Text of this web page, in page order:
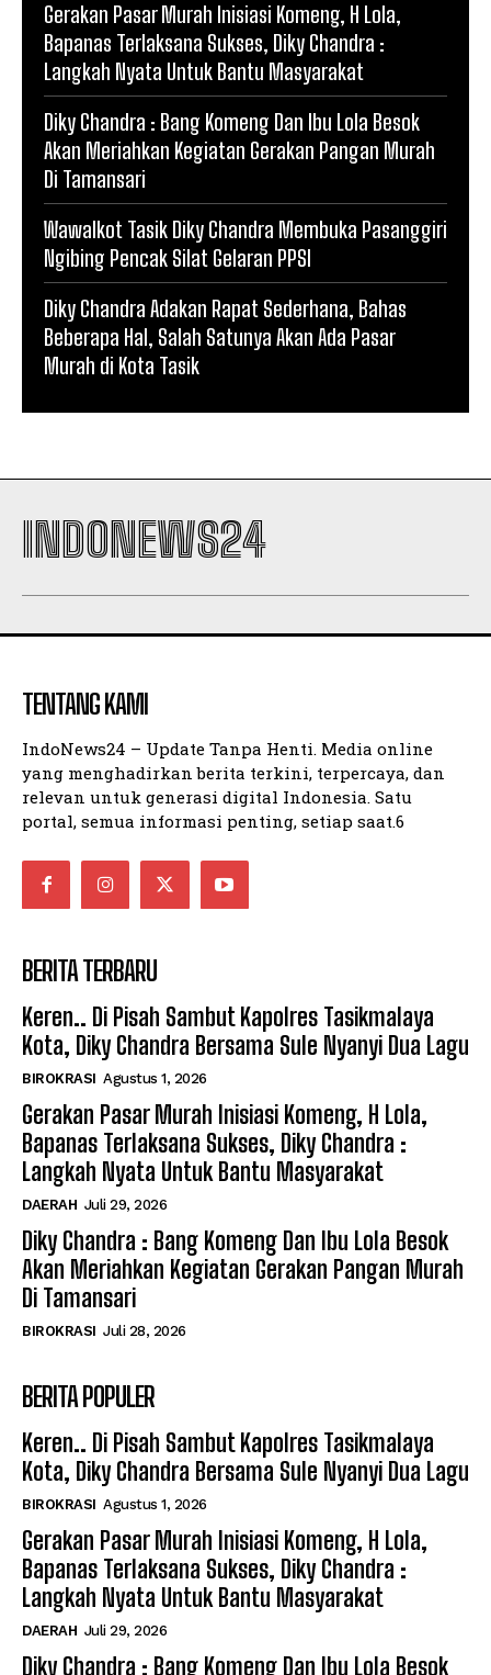
Gerakan Pasar Murah Inisiasi Komeng, H Lola,
Bapanas Terlaksana Sukses, Diky Chandra :
Langkah Nyata Untuk Bantu Masyarakat
Diky Chandra : Bang Komeng Dan Ibu Lola Besok
Akan Meriahkan Kegiatan Gerakan Pangan Murah
Di Tamansari
Wawalkot Tasik Diky Chandra Membuka Pasanggiri
Ngibing Pencak Silat Gelaran PPSI
Diky Chandra Adakan Rapat Sederhana, Bahas
Beberapa Hal, Salah Satunya Akan Ada Pasar
Murah di Kota Tasik
INDONEWS24
TENTANG KAMI
IndoNews24 – Update Tanpa Henti. Media online
yang menghadirkan berita terkini, terpercaya, dan
relevan untuk generasi digital Indonesia. Satu
portal, semua informasi penting, setiap saat.6
BERITA TERBARU
Keren.. Di Pisah Sambut Kapolres Tasikmalaya
Kota, Diky Chandra Bersama Sule Nyanyi Dua Lagu
BIROKRASI Agustus 1, 2026
Gerakan Pasar Murah Inisiasi Komeng, H Lola,
Bapanas Terlaksana Sukses, Diky Chandra :
Langkah Nyata Untuk Bantu Masyarakat
DAERAH Juli 29, 2026
Diky Chandra : Bang Komeng Dan Ibu Lola Besok
Akan Meriahkan Kegiatan Gerakan Pangan Murah
Di Tamansari
BIROKRASI Juli 28, 2026
BERITA POPULER
Keren.. Di Pisah Sambut Kapolres Tasikmalaya
Kota, Diky Chandra Bersama Sule Nyanyi Dua Lagu
BIROKRASI Agustus 1, 2026
Gerakan Pasar Murah Inisiasi Komeng, H Lola,
Bapanas Terlaksana Sukses, Diky Chandra :
Langkah Nyata Untuk Bantu Masyarakat
DAERAH Juli 29, 2026
Diky Chandra : Bang Komeng Dan Ibu Lola Besok